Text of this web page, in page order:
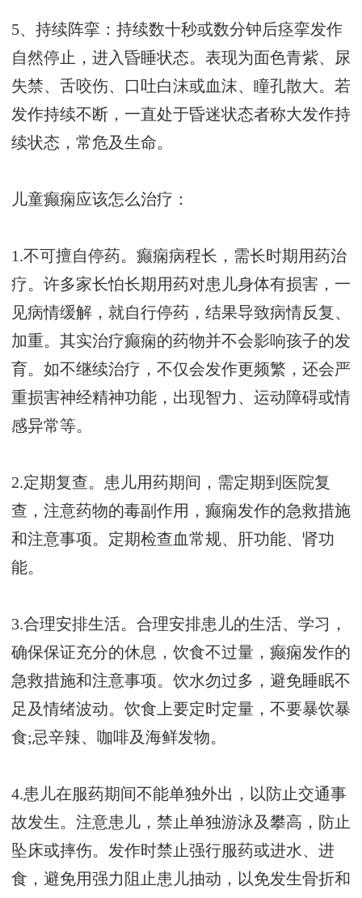
5、持续阵挛：持续数十秒或数分钟后痉挛发作
自然停止，进入昏睡状态。表现为面色青紫、尿
失禁、舌咬伤、口吐白沫或血沫、瞳孔散大。若
发作持续不断，一直处于昏迷状态者称大发作持
续状态，常危及生命。
儿童癫痫应该怎么治疗：
1.不可擅自停药。癫痫病程长，需长时期用药治
疗。许多家长怕长期用药对患儿身体有损害，一
见病情缓解，就自行停药，结果导致病情反复、
加重。其实治疗癫痫的药物并不会影响孩子的发
育。如不继续治疗，不仅会发作更频繁，还会严
重损害神经精神功能，出现智力、运动障碍或情
感异常等。
2.定期复查。患儿用药期间，需定期到医院复
查，注意药物的毒副作用，癫痫发作的急救措施
和注意事项。定期检查血常规、肝功能、肾功
能。
3.合理安排生活。合理安排患儿的生活、学习，
确保保证充分的休息，饮食不过量，癫痫发作的
急救措施和注意事项。饮水勿过多，避免睡眠不
足及情绪波动。饮食上要定时定量，不要暴饮暴
食;忌辛辣、咖啡及海鲜发物。
4.患儿在服药期间不能单独外出，以防止交通事
故发生。注意患儿，禁止单独游泳及攀高，防止
坠床或摔伤。发作时禁止强行服药或进水、进
食，避免用强力阻止患儿抽动，以免发生骨折和